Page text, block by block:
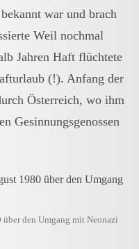
war und brach
Weil nochmal
Jahren Haft flüchtete
(!). Anfang der
Österreich, wo ihm
Gesinnungsgenossen
den Umgang mit Neonazi